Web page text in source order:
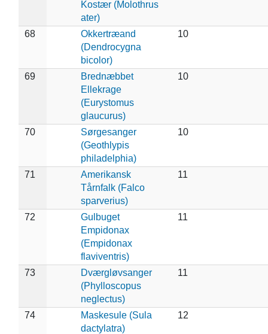
Kostær (Molothrus
ater)
68
Okkertræand
(Dendrocygna
bicolor)
10
69
Brednæbbet
Ellekrage
(Eurystomus
glaucurus)
10
70
Sørgesanger
(Geothlypis
philadelphia)
10
71
Amerikansk
Tårnfalk (Falco
sparverius)
11
72
Gulbuget
Empidonax
(Empidonax
flaviventris)
11
73
Dværgløvsanger
(Phylloscopus
neglectus)
11
74
Maskesule (Sula
dactylatra)
12